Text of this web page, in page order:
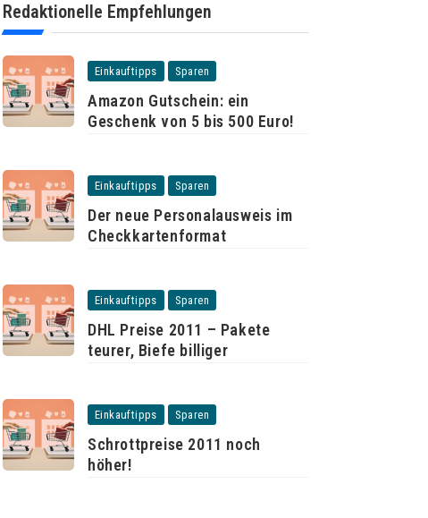
Redaktionelle Empfehlungen
Einkauftipps Sparen
Amazon Gutschein: ein
Geschenk von 5 bis 500 Euro!
Einkauftipps Sparen
Der neue Personalausweis im
Checkkartenformat
Einkauftipps Sparen
DHL Preise 2011 – Pakete
teurer, Biefe billiger
Einkauftipps Sparen
Schrottpreise 2011 noch
höher!